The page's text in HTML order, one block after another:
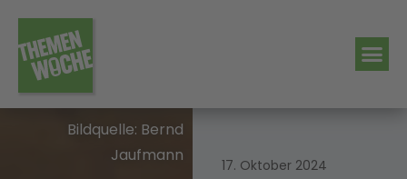
17. Oktober 2024
Bildquelle: Bernd
Jaufmann